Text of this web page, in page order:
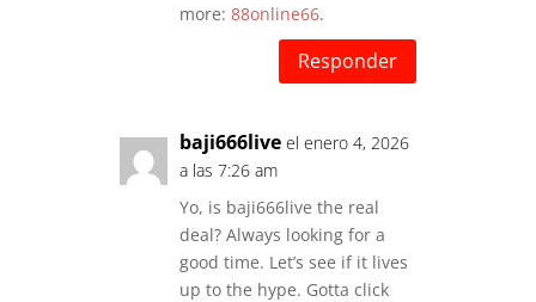
more: 88online66.
Responder
baji666live el enero 4, 2026
a las 7:26 am
Yo, is baji666live the real
deal? Always looking for a
good time. Let’s see if it lives
up to the hype. Gotta click